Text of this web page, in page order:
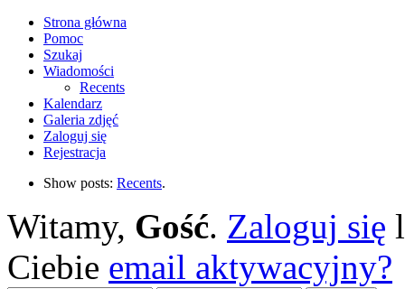
Strona główna
Pomoc
Szukaj
Wiadomości
Recents
Kalendarz
Galeria zdjęć
Zaloguj się
Rejestracja
Show posts: Recents.
Witamy, Gość. Zaloguj się
Ciebie email aktywacyjny?